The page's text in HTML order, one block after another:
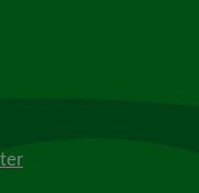
öppnas i nytt